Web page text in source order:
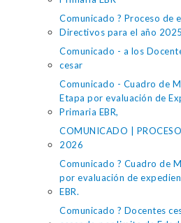
Comunicado ? Proceso de
Directivos para el año
Comunicado - a los
cesar
Comunicado - Cuadro de
Etapa por evaluación de
Primaria EBR,
COMUNICADO |
2026
Comunicado ? Cuadro de
por evaluación de
EBR.
Comunicado ? Docentes